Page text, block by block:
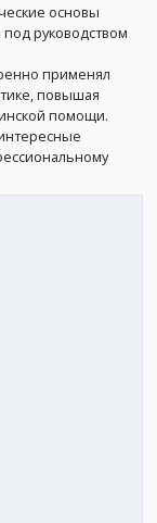
основы
руководством
применял
повышая
помощи.